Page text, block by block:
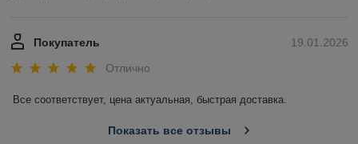
19.01.2026
Покупатель
Отлично
Все соответствует, цена актуальная, быстрая доставка.
Показать все отзывы